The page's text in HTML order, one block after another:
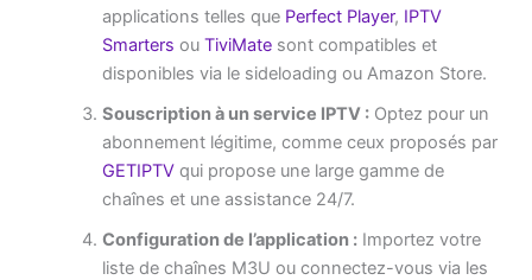
applications telles que Perfect Player, IPTV
Smarters ouTiviMate sont compatibles et
disponibles via le sideloading ou Amazon Store.
Souscription à un service IPTV : Optez pour un
abonnement légitime, comme ceux proposés par
GETIPTV qui propose une large gamme de
chaînes et une assistance 24/7.
Configuration de l’application : Importez votre
liste de chaînes M3U ou connectez-vous via les